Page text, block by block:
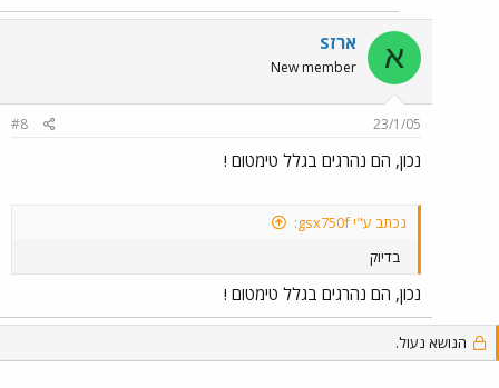
א ארזS
New member
23/1/05
#8
נכון, הם נהרגים בגלל טימטום !
נכתב ע"י gsx750f:
בדיוק
נכון, הם נהרגים בגלל טימטום !
הנושא נעול.